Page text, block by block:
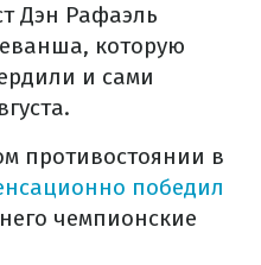
Дэн Рафаэль
которую
и сами
противостоянии в
победил
чемпионские